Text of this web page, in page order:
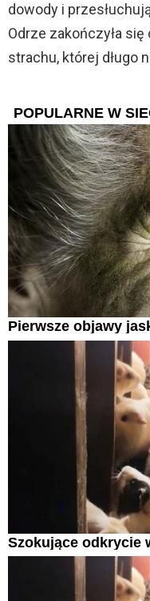
dowody i
Odrze zakończyła
strachu, której długo
POPULARNE W
Pierwsze objawy
Szokujące odkrycie